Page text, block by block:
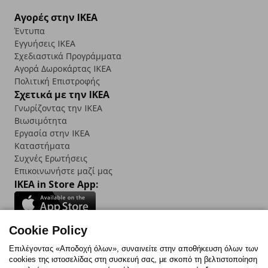
Αγορές στην IKEA
Έντυπα
Εγγυήσεις IKEA
Σχεδιαστικά Προγράμματα
Αγορά Δωρoκάρτας IKEA
Πολιτική Επιστροφής
Σχετικά με την IKEA
Γνωρίζοντας την IKEA
Βιωσιμότητα
Εργασία στην IKEA
Καταστήματα
Συχνές Ερωτήσεις
Επικοινωνήστε μαζί μας
IKEA in Store App:
Follow us:
Cookie Policy
Επιλέγοντας «Αποδοχή όλων», συναινείτε στην αποθήκευση όλων των
cookies της ιστοσελίδας στη συσκευή σας, με σκοπό τη βελτιστοποίηση